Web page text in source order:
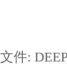
文件: